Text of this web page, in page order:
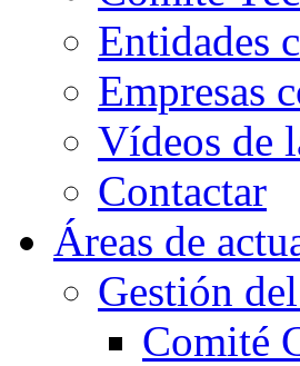
Entidades
Empresas
Vídeos de
Contactar
Áreas de
Gestión
Comité